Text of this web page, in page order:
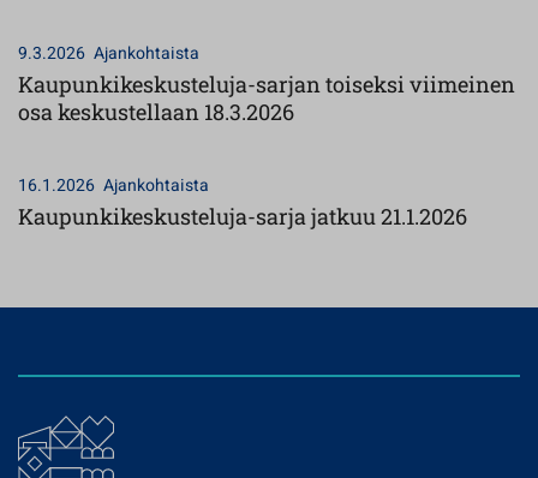
9.3.2026 Ajankohtaista
Kaupunkikeskusteluja-sarjan toiseksi viimeinen
osa keskustellaan 18.3.2026
16.1.2026 Ajankohtaista
Kaupunkikeskusteluja-sarja jatkuu 21.1.2026